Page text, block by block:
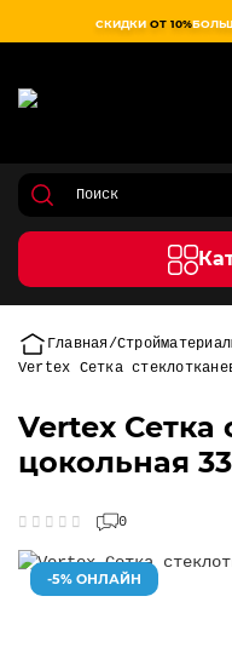
СКИДКИ ОТ 10%
Главная
Vertex Сетка
Vertex Сетка
цокольная
0
-5% ОНЛАЙН